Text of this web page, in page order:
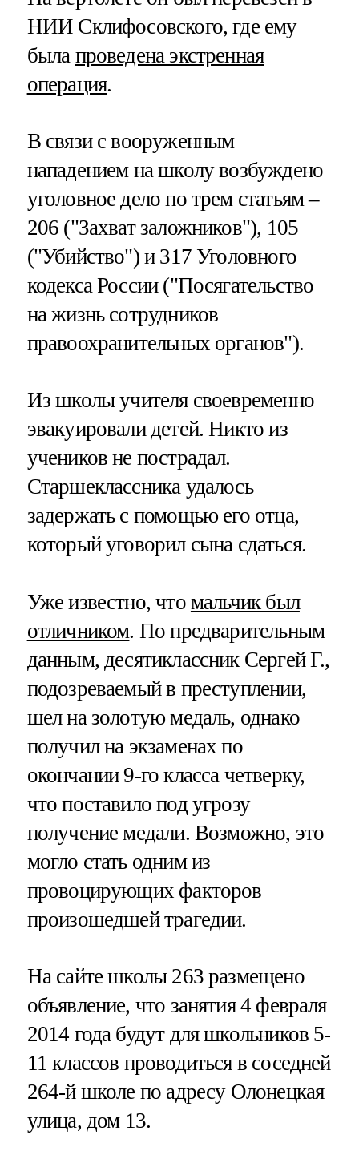
НИИ Склифосовского, где ему
была проведена экстренная
операция.
В связи с вооруженным
нападением на школу возбуждено
уголовное дело по трем статьям –
206 ("Захват заложников"), 105
("Убийство") и 317 Уголовного
кодекса России ("Посягательство
на жизнь сотрудников
правоохранительных органов").
Из школы учителя своевременно
эвакуировали детей. Никто из
учеников не пострадал.
Старшеклассника удалось
задержать с помощью его отца,
который уговорил сына сдаться.
Уже известно, что мальчик был
отличником. По предварительным
данным, десятиклассник Сергей Г.,
подозреваемый в преступлении,
шел на золотую медаль, однако
получил на экзаменах по
окончании 9-го класса четверку,
что поставило под угрозу
получение медали. Возможно, это
могло стать одним из
провоцирующих факторов
произошедшей трагедии.
На сайте школы 263 размещено
объявление, что занятия 4 февраля
2014 года будут для школьников 5-
11 классов проводиться в соседней
264-й школе по адресу Олонецкая
улица, дом 13.